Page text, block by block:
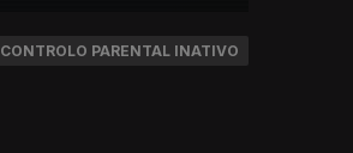
CONTROLO PARENTAL INATIVO